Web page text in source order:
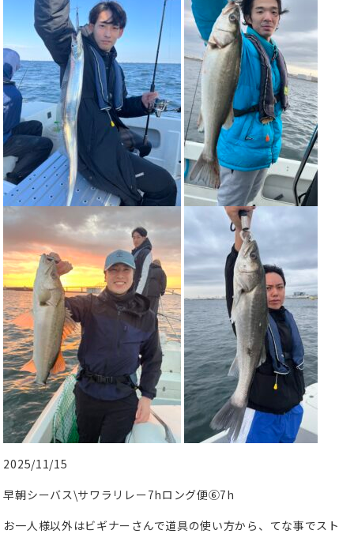
2025/11/15
早朝シーバス\サワラリレー7hロング便⑥7h
お一人様以外はビギナーさんで道具の使い方から、てな事でスト